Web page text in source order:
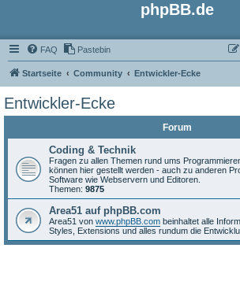
phpBB.de
FAQ Pastebin
Startseite Community Entwickler-Ecke
Entwickler-Ecke
Forum
Coding & Technik
Fragen zu allen Themen rund ums
können hier gestellt werden - auch zu anderen
Software wie Webservern und Editoren.
Themen: 9875
Area51 auf phpBB.com
Area51 von www.phpBB.com beinhaltet alle
Styles, Extensions und alles rundum die